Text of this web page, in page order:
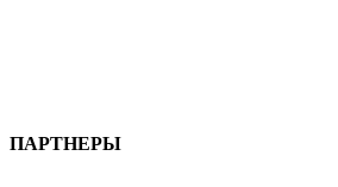
ПАРТНЕРЫ